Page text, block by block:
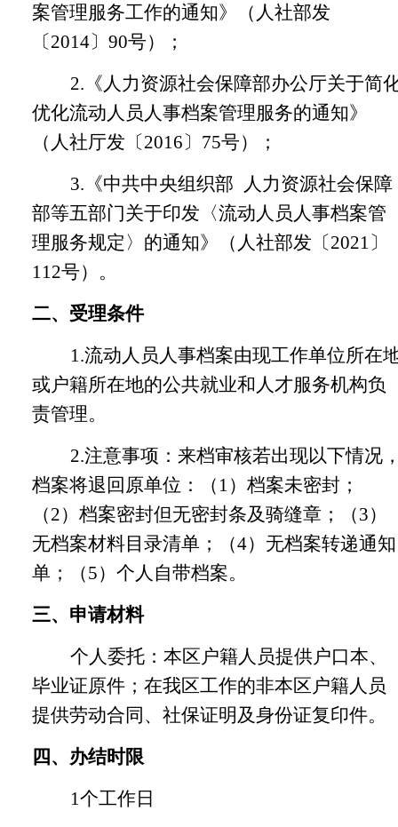
案管理服务工作的通知》（人社部发
〔2014〕90号）；
2.《人力资源社会保障部办公厅关于简
优化流动人员人事档案管理服务的通知》
（人社厅发〔2016〕75号）；
3.《中共中央组织部
人力资源社会保障
部等五部门关于印发〈流动人员人事档案管
理服务规定〉的通知》（人社部发〔2021〕
112号）。
二、受理条件
1.流动人员人事档案由现工作单位所在
或户籍所在地的公共就业和人才服务机构负
责管理。
2.注意事项：来档审核若出现以下情况
档案将退回原单位：（1）档案未密封；
（2）档案密封但无密封条及骑缝章；（3）
无档案材料目录清单；（4）无档案转递通知
单；（5）个人自带档案。
三、申请材料
个人委托：本区户籍人员提供户口本、
毕业证原件；在我区工作的非本区户籍人员
提供劳动合同、社保证明及身份证复印件。
四、办结时限
1个工作日